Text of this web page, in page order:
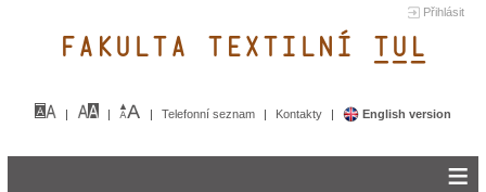
Přihlásit
FAKULTA TEXTILNÍ TUL&
Telefonní seznam Kontakty English version